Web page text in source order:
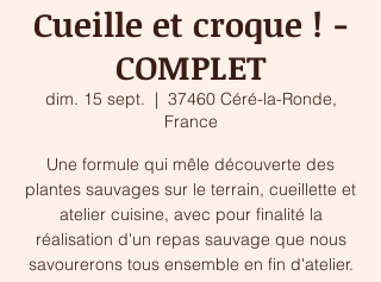
Cueille et croque ! -
COMPLET
dim. 15 sept.
  |
37460 Céré-la-Ronde,
France
Une formule qui mêle découverte des
plantes sauvages sur le terrain, cueillette et
atelier cuisine, avec pour finalité la
réalisation d'un repas sauvage que nous
savourerons tous ensemble en fin d'atelier.